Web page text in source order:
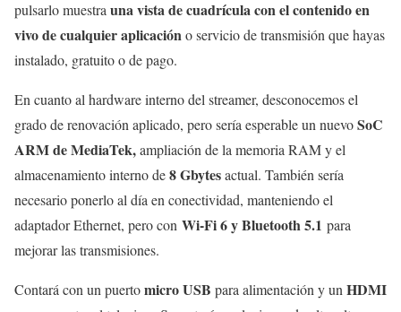
pulsarlo muestra una vista de cuadrícula con el contenido en
vivo de cualquier aplicacióno servicio de transmisión que hayas
instalado, gratuito o de pago.
En cuanto al hardware interno del streamer, desconocemos el
grado de renovación aplicado, pero sería esperable un nuevoSoC
ARM de MediaTek,ampliación de la memoria RAM y el
almacenamiento interno de8 Gbytesactual. También sería
necesario ponerlo al día en conectividad, manteniendo el
adaptador Ethernet, pero con Wi-Fi 6 y Bluetooth 5.1 para
mejorar las transmisiones.
Contará con un puertomicro USB para alimentación y un HDMI